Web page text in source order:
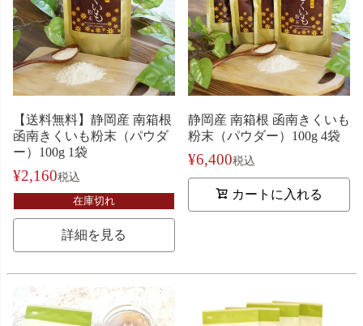
【送料無料】静岡産 南箱根
函南きくいも粉末（パウダ
ー）100g 1袋
¥2,160税込
在庫切れ
詳細を見る
静岡産 南箱根 函南きくいも
粉末（パウダー）100g 4袋
¥6,400税込
カートに入れる